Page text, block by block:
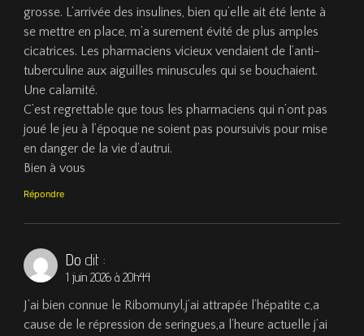
grosse. L’arrivée des insulines, bien qu’elle ait été lente à
se mettre en place, m’a surement évité de plus amples
cicatrices. Les pharmaciens vicieux vendaient de l’anti-
tuberculine aux aiguilles minuscules qui se bouchaient.
Une calamité.
C’est regrettable que tous les pharmaciens qui n’ont pas
joué le jeu à l’époque ne soient pas poursuivis pour mise
en danger de la vie d’autrui.
Bien à vous
Répondre
Do dit :
1 juin 2026 à 20h44
J’ai bien connue le Ribomunyl,j’ai attrapée l’hépatite c,a
cause de le répression de seringues,a l’heure actuelle j’ai